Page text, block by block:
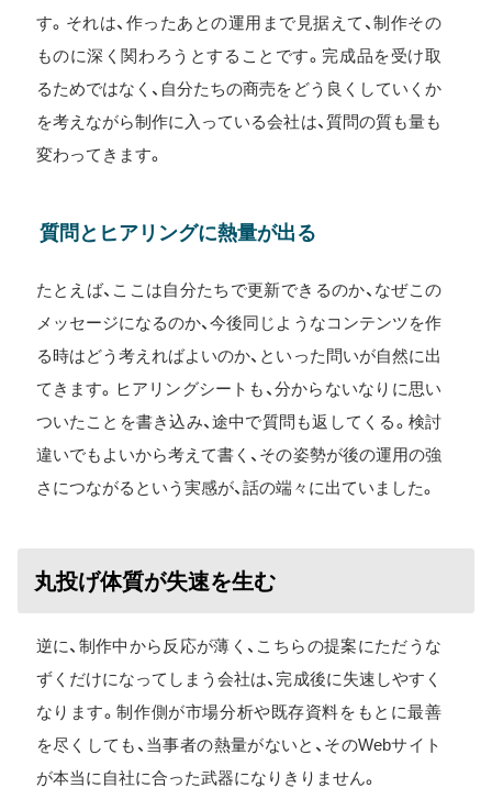
す。それは、作ったあとの運用まで見据えて、制作その
ものに深く関わろうとすることです。完成品を受け取
るためではなく、自分たちの商売をどう良くしていくか
を考えながら制作に入っている会社は、質問の質も量も
変わってきます。
質問とヒアリングに熱量が出る
たとえば、ここは自分たちで更新できるのか、なぜこの
メッセージになるのか、今後同じようなコンテンツを作
る時はどう考えればよいのか、といった問いが自然に出
てきます。ヒアリングシートも、分からないなりに思い
ついたことを書き込み、途中で質問も返してくる。検討
違いでもよいから考えて書く、その姿勢が後の運用の強
さにつながるという実感が、話の端々に出ていました。
丸投げ体質が失速を生む
逆に、制作中から反応が薄く、こちらの提案にただうな
ずくだけになってしまう会社は、完成後に失速しやすく
なります。制作側が市場分析や既存資料をもとに最善
を尽くしても、当事者の熱量がないと、そのWebサイト
が本当に自社に合った武器になりきりません。